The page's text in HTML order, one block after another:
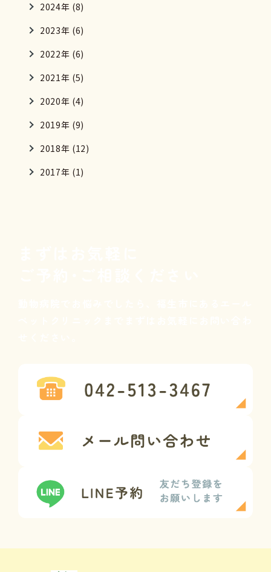
2024年 (8)
2023年 (6)
2022年 (6)
2021年 (5)
2020年 (4)
2019年 (9)
2018年 (12)
2017年 (1)